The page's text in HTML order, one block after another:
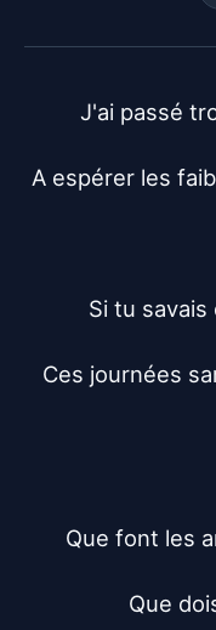
J'ai passé
A espérer les
Si tu savais
Ces journées
Que font les
Que